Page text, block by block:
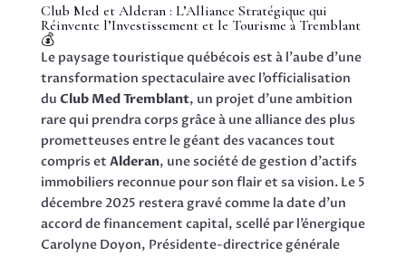
Club Med et Alderan : L’Alliance Stratégique qui
Réinvente l’Investissement et le Tourisme à Tremblant
💰
Le paysage touristique québécois est à l’aube d’une
transformation spectaculaire avec l’officialisation
du Club Med Tremblant, un projet d’une ambition
rare qui prendra corps grâce à une alliance des plus
prometteuses entre le géant des vacances tout
compris et Alderan, une société de gestion d’actifs
immobiliers reconnue pour son flair et sa vision. Le 5
décembre 2025 restera gravé comme la date d’un
accord de financement capital, scellé par l’énergique
Carolyne Doyon, Présidente-directrice générale